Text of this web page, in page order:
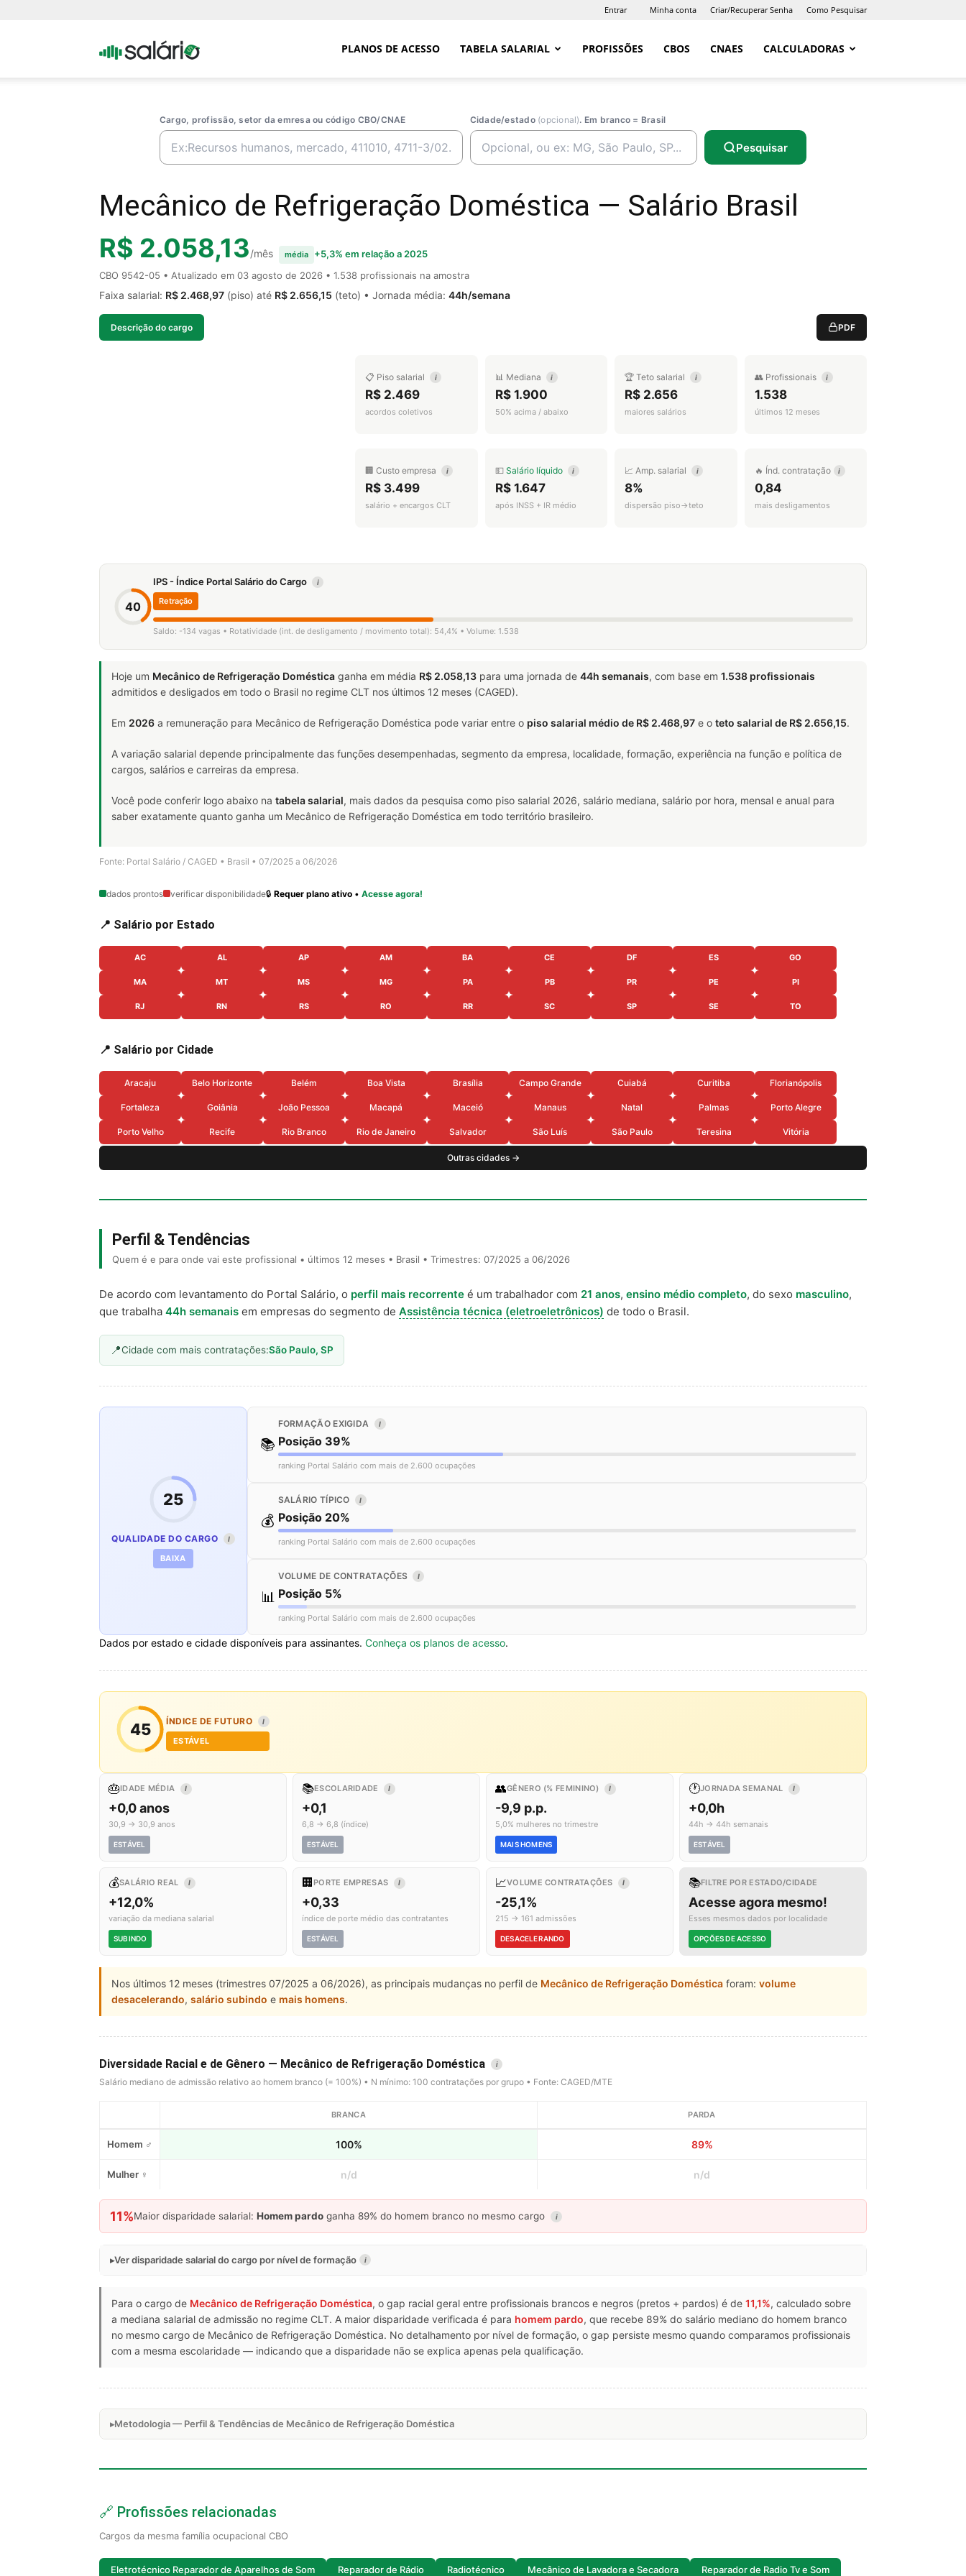
Entrar Minha conta Criar/Recuperar Senha Como Pesquisar
Portal PLANOS DE ACESSO TABELA SALARIAL PROFISSÕES CBOS CNAES CALCULADORAS
Cargo, profissão, setor da emresa ou código CBO/CNAE Cidade/estado (opcional). Em branco = Brasil
Pesquisar
Mecânico de Refrigeração Doméstica — Salário Brasil
R$ 2.058,13/mês média
+5,3% em relação a 2025
CBO 9542-05 • Atualizado em 03 agosto de 2026 • 1.538 profissionais na amostra
Faixa salarial: R$ 2.468,97 (piso) até R$ 2.656,15 (teto) • Jornada média: 44h/semana
Descrição do cargo PDF
📋 Piso salarial i
R$ 2.469
acordos coletivos
📊 Mediana i
R$ 1.900
50% acima / abaixo
🏆 Teto salarial i
R$ 2.656
maiores salários
👥 Profissionais i
1.538
últimos 12 meses
🏢 Custo empresa i
R$ 3.499
salário + encargos CLT
💵 Salário líquido i
R$ 1.647
após INSS + IR médio
📈 Amp. salarial i
8%
dispersão piso→teto
🔥 Índ. contratação i
0,84
mais desligamentos
40
IPS - Índice Portal Salário do Cargo i
Retração
Saldo: -134 vagas • Rotatividade (int. de desligamento / movimento total): 54,4% • Volume: 1.538
Hoje um Mecânico de Refrigeração Doméstica ganha em média R$ 2.058,13 para uma jornada de 44h semanais, com base em 1.538 profissionais
admitidos e desligados em todo o Brasil no regime CLT nos últimos 12 meses (CAGED).
Em 2026 a remuneração para Mecânico de Refrigeração Doméstica pode variar entre o piso salarial médio de R$ 2.468,97 e o teto salarial de R$ 2.656,15.
A variação salarial depende principalmente das funções desempenhadas, segmento da empresa, localidade, formação, experiência na função e política de
cargos, salários e carreiras da empresa.
Você pode conferir logo abaixo na tabela salarial, mais dados da pesquisa como piso salarial 2026, salário mediana, salário por hora, mensal e anual para
saber exatamente quanto ganha um Mecânico de Refrigeração Doméstica em todo território brasileiro.
Fonte: Portal Salário / CAGED • Brasil • 07/2025 a 06/2026
dados prontos verificar disponibilidade🔒 Requer plano ativo • Acesse agora!
📍 Salário por Estado
AC AL AP AM BA CE DF ES GO
MA MT MS MG PA PB PR PE PI
RJ RN RS RO RR SC SP SE TO
📍 Salário por Cidade
Aracaju Belo Horizonte Belém Boa Vista Brasília Campo Grande Cuiabá Curitiba Florianópolis
Fortaleza Goiânia João Pessoa Macapá Maceió Manaus Natal Palmas Porto Alegre
Porto Velho Recife Rio Branco Rio de Janeiro Salvador São Luís São Paulo Teresina Vitória
Outras cidades →
Perfil & Tendências
Quem é e para onde vai este profissional • últimos 12 meses • Brasil • Trimestres: 07/2025 a 06/2026
De acordo com levantamento do Portal Salário, o perfil mais recorrente é um trabalhador com 21 anos, ensino médio completo, do sexo masculino,
que trabalha 44h semanais em empresas do segmento de Assistência técnica (eletroeletrônicos) de todo o Brasil.
Cidade com mais contratações:São Paulo, SP
25
QUALIDADE DO CARGO I
BAIXA
📚
FORMAÇÃO EXIGIDA I
Posição 39%
ranking Portal Salário com mais de 2.600 ocupações
💰
SALÁRIO TÍPICO I
Posição 20%
ranking Portal Salário com mais de 2.600 ocupações
📊
VOLUME DE CONTRATAÇÕES I
Posição 5%
ranking Portal Salário com mais de 2.600 ocupações
Dados por estado e cidade disponíveis para assinantes. Conheça os planos de acesso.
45 ÍNDICE DE FUTURO I
ESTÁVEL
🎂IDADE MÉDIA I
+0,0 anos
30,9 → 30,9 anos
ESTÁVEL
📚ESCOLARIDADE I
+0,1
6,8 → 6,8 (índice)
ESTÁVEL
👥GÊNERO (% FEMININO) I
-9,9 p.p.
5,0% mulheres no trimestre
MAIS HOMENS
🕐JORNADA SEMANAL I
+0,0h
44h → 44h semanais
ESTÁVEL
💰SALÁRIO REAL I
+12,0%
variação da mediana salarial
SUBINDO
🏢 PORTE EMPRESAS I
+0,33
índice de porte médio das contratantes
ESTÁVEL
📈VOLUME CONTRATAÇÕES I
-25,1%
215 → 161 admissões
DESACELERANDO
📚FILTRE POR ESTADO/CIDADE
Acesse agora mesmo!
Esses mesmos dados por localidade
OPÇÕES DE ACESSO
Nos últimos 12 meses (trimestres 07/2025 a 06/2026), as principais mudanças no perfil de Mecânico de Refrigeração Doméstica foram: volume
desacelerando, salário subindo e mais homens.
Diversidade Racial e de Gênero — Mecânico de Refrigeração Doméstica i
Salário mediano de admissão relativo ao homem branco (= 100%) • N mínimo: 100 contratações por grupo • Fonte: CAGED/MTE
BRANCA PARDA
Homem ♂ 100% 89%
Mulher ♀ n/d n/d
11%Maior disparidade salarial: Homem pardo ganha 89% do homem branco no mesmo cargo i
Ver disparidade salarial do cargo por nível de formação i
Para o cargo de Mecânico de Refrigeração Doméstica, o gap racial geral entre profissionais brancos e negros (pretos + pardos) é de 11,1%, calculado sobre
a mediana salarial de admissão no regime CLT. A maior disparidade verificada é para homem pardo, que recebe 89% do salário mediano do homem branco
no mesmo cargo de Mecânico de Refrigeração Doméstica. No detalhamento por nível de formação, o gap persiste mesmo quando comparamos profissionais
com a mesma escolaridade — indicando que a disparidade não se explica apenas pela qualificação.
Metodologia — Perfil & Tendências de Mecânico de Refrigeração Doméstica
🔗 Profissões relacionadas
Cargos da mesma família ocupacional CBO
Eletrotécnico Reparador de Aparelhos de Som Reparador de Rádio Radiotécnico Mecânico de Lavadora e Secadora Reparador de Radio Tv e Som